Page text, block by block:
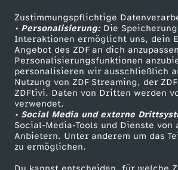
Zustimmungspflichtige
• Personalisierung:Die
Interaktionen ermöglicht uns, dein
Angebot des ZDF an dich
Personalisierungsfunktionen
personalisieren wir ausschließlich
Nutzung von ZDF Streaming, der
ZDFtivi. Daten von Dritten werden
verwendet.
• Social Media und externe
Social-Media-Tools und Dienste von
Anbietern. Unter anderem um das
zu ermöglichen.
s
e
n
e
W
e
Livestreams
Sendungen A-Z
TV-Programm
Hilfe
ZDF Unternehmen
Karriere